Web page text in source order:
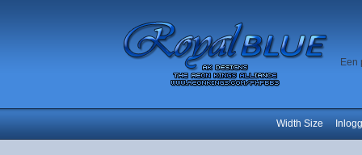
Een
Width Size